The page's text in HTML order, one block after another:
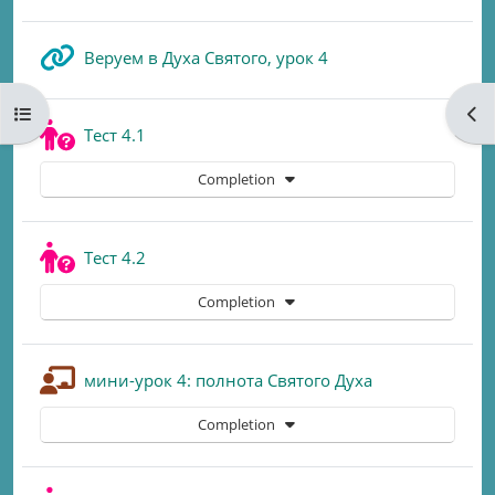
Open course index
Веруем в Духа Святого, урок 4URL
Тест 4.1
Completion
Тест 4.2
Completion
мини-урок 4: полнота Святого ДухаLesson
Completion